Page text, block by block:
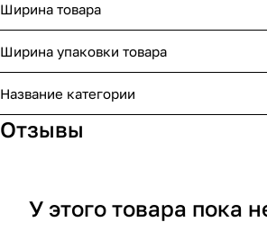
Ширина товара
Ширина упаковки товара
Название категории
Отзывы
У этого товара пока